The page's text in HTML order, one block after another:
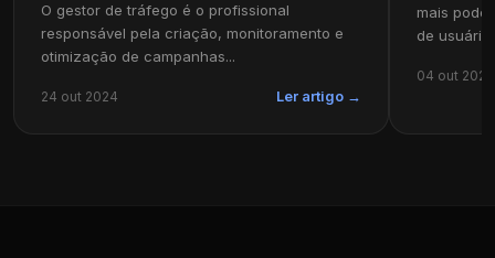
O gestor de tráfego é o profissional
responsável pela criação, monitoramento e
otimização de campanhas...
24 out 2024 Ler artigo →
mais
de
04 out 2024